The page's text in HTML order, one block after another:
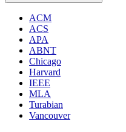
ACM
ACS
APA
ABNT
Chicago
Harvard
IEEE
MLA
Turabian
Vancouver